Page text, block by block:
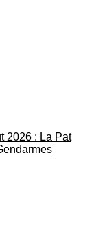
2026 : La Pat